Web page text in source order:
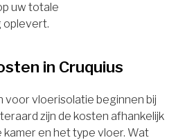
uw totale
oplevert.
in Cruquius
voor vloerisolatie beginnen bij
zijn de kosten afhankelijk
en het type vloer. Wat